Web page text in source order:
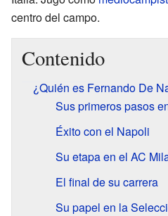
centro del campo.
Contenido
¿Quién es Fernando De
Sus primeros pasos
Éxito con el Napoli
Su etapa en el AC
El final de su carrera
Su papel en la